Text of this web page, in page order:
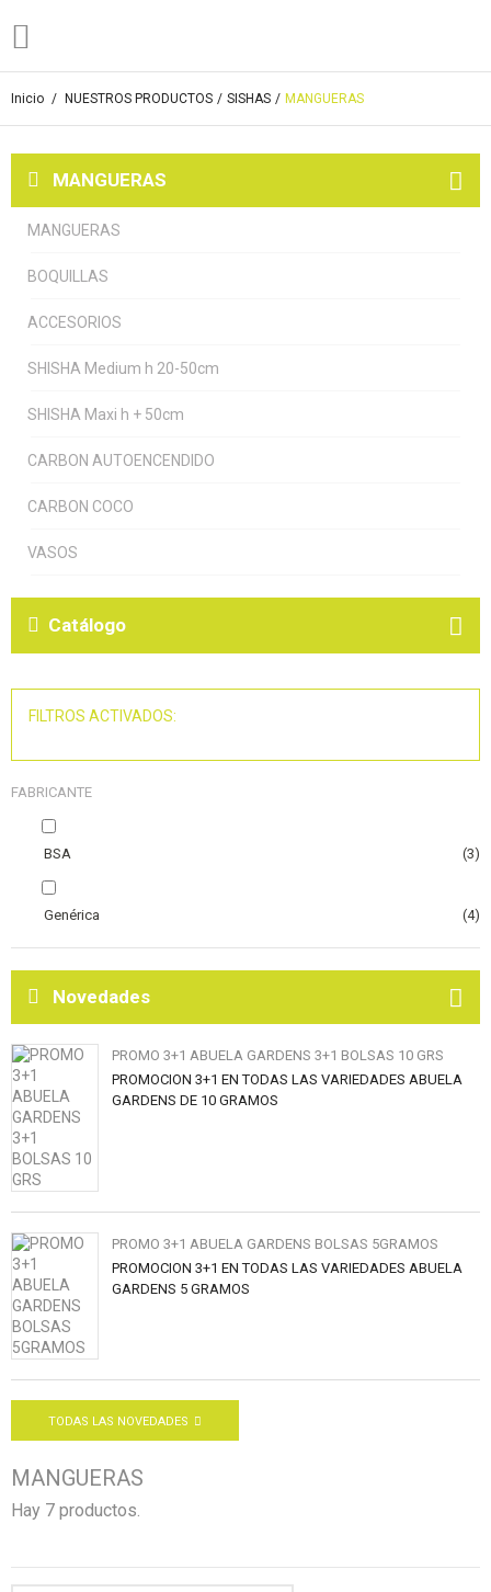
Inicio / NUESTROS PRODUCTOS / SISHAS / MANGUERAS
MANGUERAS
MANGUERAS
BOQUILLAS
ACCESORIOS
SHISHA Medium h 20-50cm
SHISHA Maxi h + 50cm
CARBON AUTOENCENDIDO
CARBON COCO
VASOS
Catálogo
FILTROS ACTIVADOS:
FABRICANTE
BSA (3)
Genérica (4)
Novedades
PROMO 3+1 ABUELA GARDENS 3+1 BOLSAS 10 GRS
PROMOCION 3+1 EN TODAS LAS VARIEDADES ABUELA
GARDENS DE 10 GRAMOS
PROMO 3+1 ABUELA GARDENS BOLSAS 5GRAMOS
PROMOCION 3+1 EN TODAS LAS VARIEDADES ABUELA
GARDENS 5 GRAMOS
TODAS LAS NOVEDADES
MANGUERAS
Hay 7 productos.